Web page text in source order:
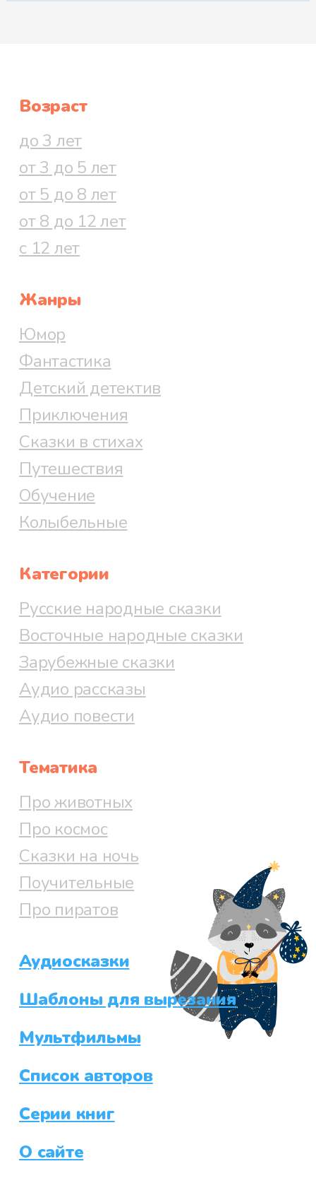
Возраст
до 3 лет
от 3 до 5 лет
от 5 до 8 лет
от 8 до 12 лет
с 12 лет
Жанры
Юмор
Фантастика
Детский детектив
Приключения
Сказки в стихах
Путешествия
Обучение
Колыбельные
Категории
Русские народные сказки
Восточные народные сказки
Зарубежные сказки
Аудио рассказы
Аудио повести
Тематика
Про животных
Про космос
Сказки на ночь
Поучительные
Про пиратов
Аудиосказки
Шаблоны для вырезания
Мультфильмы
Список авторов
Серии книг
О сайте